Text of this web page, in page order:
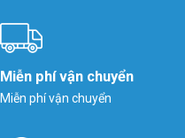
Miễn phí vận chuyển
Miễn phí vận chuyển